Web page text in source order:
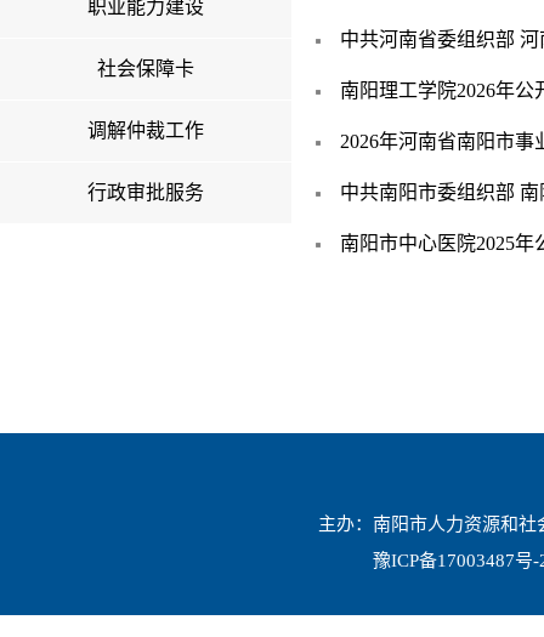
职业能力建设
社会保障卡
调解仲裁工作
行政审批服务
中共河南省委组织部
南阳理工学院2026年
2026年河南省南阳市
中共南阳市委组织部
南阳市中心医院2025
主办：南阳市人力资源和
豫ICP备17003487号-